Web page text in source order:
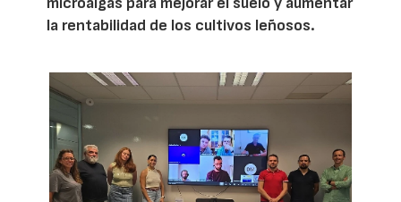
la rentabilidad de los cultivos leñosos.